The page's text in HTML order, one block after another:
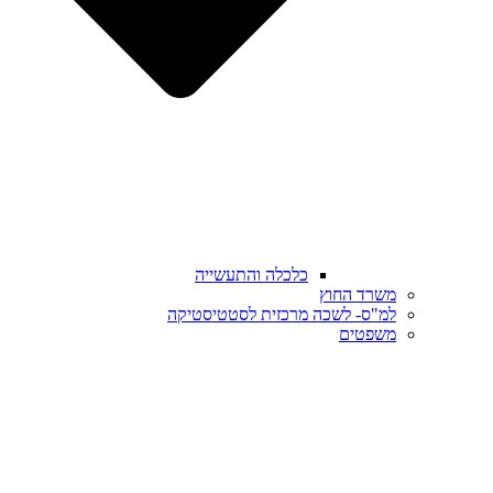
כלכלה והתעשייה
משרד החוץ
למ"ס- לשכה מרכזית לסטטיסטיקה
משפטים